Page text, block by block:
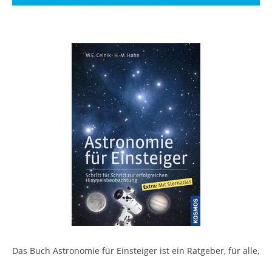
Das Buch Astronomie für Einsteiger ist ein Ratgeber, für alle,